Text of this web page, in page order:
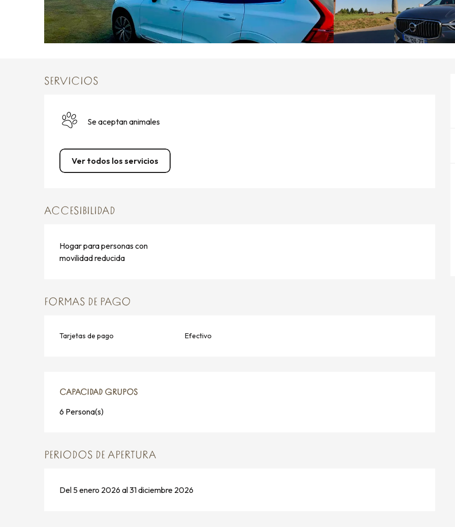
SERVICIOS
Se aceptan animales
Ver todos los servicios
ACCESIBILIDAD
Hogar para personas con
movilidad reducida
FORMAS DE PAGO
Tarjetas de pago Efectivo
CAPACIDAD GRUPOS
CAPACIDAD GRUPOS
6 Persona(s)
PERIODOS DE APERTURA
Del 5 enero 2026 al 31 diciembre 2026